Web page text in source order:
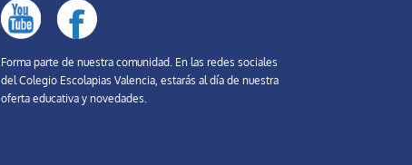
Forma parte de nuestra comunidad. En las redes sociales
del Colegio Escolapias Valencia, estarás al día de nuestra
oferta educativa y novedades.